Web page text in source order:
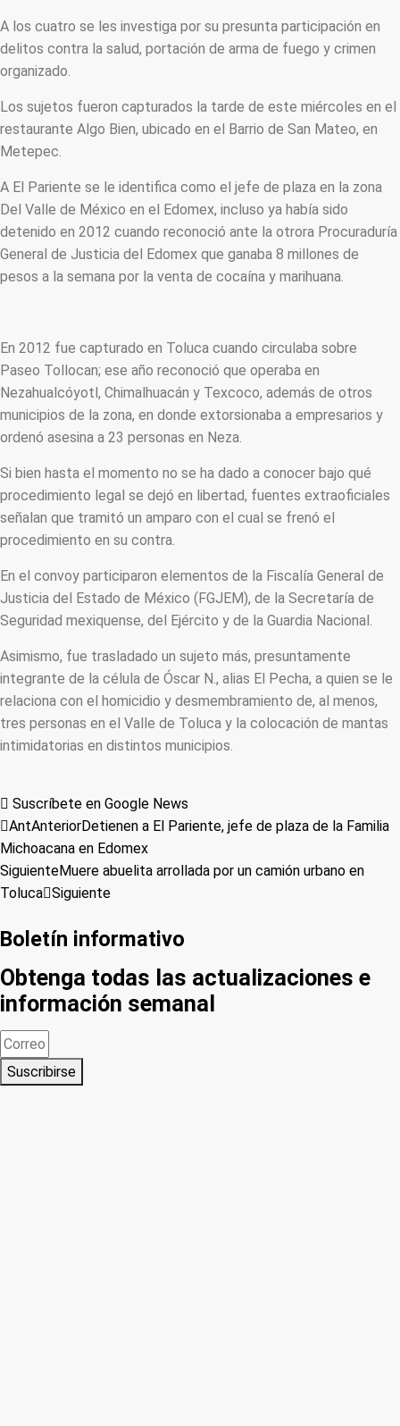
A los cuatro se les investiga por su presunta participación en
delitos contra la salud, portación de arma de fuego y crimen
organizado.
Los sujetos fueron capturados la tarde de este miércoles en el
restaurante Algo Bien, ubicado en el Barrio de San Mateo, en
Metepec.
A El Pariente se le identifica como el jefe de plaza en la zona
Del Valle de México en el Edomex, incluso ya había sido
detenido en 2012 cuando reconoció ante la otrora Procuraduría
General de Justicia del Edomex que ganaba 8 millones de
pesos a la semana por la venta de cocaína y marihuana.
En 2012 fue capturado en Toluca cuando circulaba sobre
Paseo Tollocan; ese año reconoció que operaba en
Nezahualcóyotl, Chimalhuacán y Texcoco, además de otros
municipios de la zona, en donde extorsionaba a empresarios y
ordenó asesina a 23 personas en Neza.
Si bien hasta el momento no se ha dado a conocer bajo qué
procedimiento legal se dejó en libertad, fuentes extraoficiales
señalan que tramitó un amparo con el cual se frenó el
procedimiento en su contra.
En el convoy participaron elementos de la Fiscalía General de
Justicia del Estado de México (FGJEM), de la Secretaría de
Seguridad mexiquense, del Ejército y de la Guardia Nacional.
Asimismo, fue trasladado un sujeto más, presuntamente
integrante de la célula de Óscar N., alias El Pecha, a quien se le
relaciona con el homicidio y desmembramiento de, al menos,
tres personas en el Valle de Toluca y la colocación de mantas
intimidatorias en distintos municipios.
Suscríbete en Google News
AntAnteriorDetienen a El Pariente, jefe de plaza de la Familia
Michoacana en Edomex
SiguienteMuere abuelita arrollada por un camión urbano en
Toluca Siguiente
Boletín informativo
Obtenga todas las actualizaciones e
información semanal
Suscribirse